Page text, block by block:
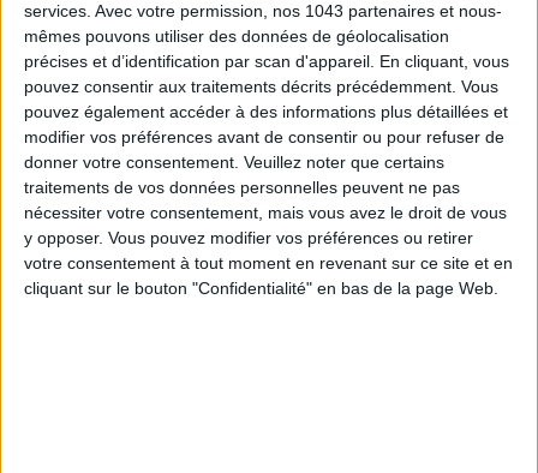
services. Avec votre permission, nos 1043 partenaires et nous-
mêmes pouvons utiliser des données de géolocalisation
précises et d’identification par scan d'appareil. En cliquant, vous
pouvez consentir aux traitements décrits précédemment. Vous
pouvez également accéder à des informations plus détaillées et
modifier vos préférences avant de consentir ou pour refuser de
donner votre consentement. Veuillez noter que certains
traitements de vos données personnelles peuvent ne pas
nécessiter votre consentement, mais vous avez le droit de vous
y opposer. Vous pouvez modifier vos préférences ou retirer
votre consentement à tout moment en revenant sur ce site et en
cliquant sur le bouton "Confidentialité" en bas de la page Web.
5 BONS ROMANS EN FORMAT POCHE À DÉVORER CET ÉTÉ